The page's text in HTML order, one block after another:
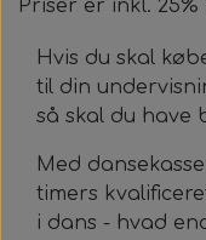
Priser er inkl. 25%
Hvis du skal
til din
så skal du have
Med
timers
i dans - hvad